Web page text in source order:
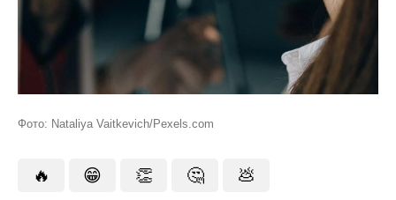
Фото: Nataliya Vaitkevich/Pexels.com
🔥 😁 👏 🤔 💩